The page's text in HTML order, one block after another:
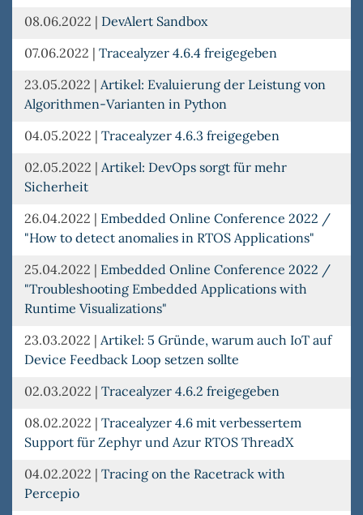
08.06.2022 | DevAlert Sandbox
07.06.2022 | Tracealyzer 4.6.4 freigegeben
23.05.2022 | Artikel: Evaluierung der Leistung von
Algorithmen-Varianten in Python
04.05.2022 | Tracealyzer 4.6.3 freigegeben
02.05.2022 | Artikel: DevOps sorgt für mehr
Sicherheit
26.04.2022 | Embedded Online Conference 2022 /
"How to detect anomalies in RTOS Applications"
25.04.2022 | Embedded Online Conference 2022 /
"Troubleshooting Embedded Applications with
Runtime Visualizations"
23.03.2022 | Artikel: 5 Gründe, warum auch IoT auf
Device Feedback Loop setzen sollte
02.03.2022 | Tracealyzer 4.6.2 freigegeben
08.02.2022 | Tracealyzer 4.6 mit verbessertem
Support für Zephyr und Azur RTOS ThreadX
04.02.2022 | Tracing on the Racetrack with
Percepio